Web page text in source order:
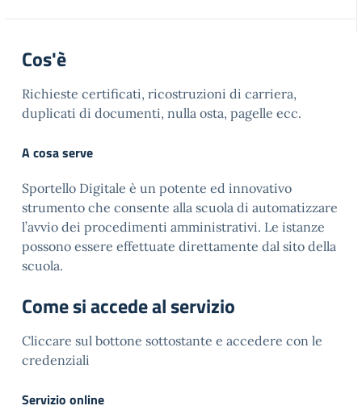
Cos'è
Richieste certificati, ricostruzioni di carriera,
duplicati di documenti, nulla osta, pagelle ecc.
A cosa serve
Sportello Digitale è un potente ed innovativo
strumento che consente alla scuola di automatizzare
l’avvio dei procedimenti amministrativi. Le istanze
possono essere effettuate direttamente dal sito della
scuola.
Come si accede al servizio
Cliccare sul bottone sottostante e accedere con le
credenziali
Servizio online